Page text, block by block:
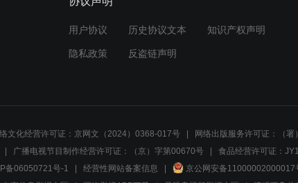
用户协议 历史协议文本 知识产权声明
隐私政策 反盗链声明
文化经营许可证：京网文（2024）0368-017号 网络出版服务许可证：（
广播电视节目制作经营许可证：（京）字第00670号 食品经营许可证：
备06050721号-1 经营性网站备案信息 京公网安备11000002000017